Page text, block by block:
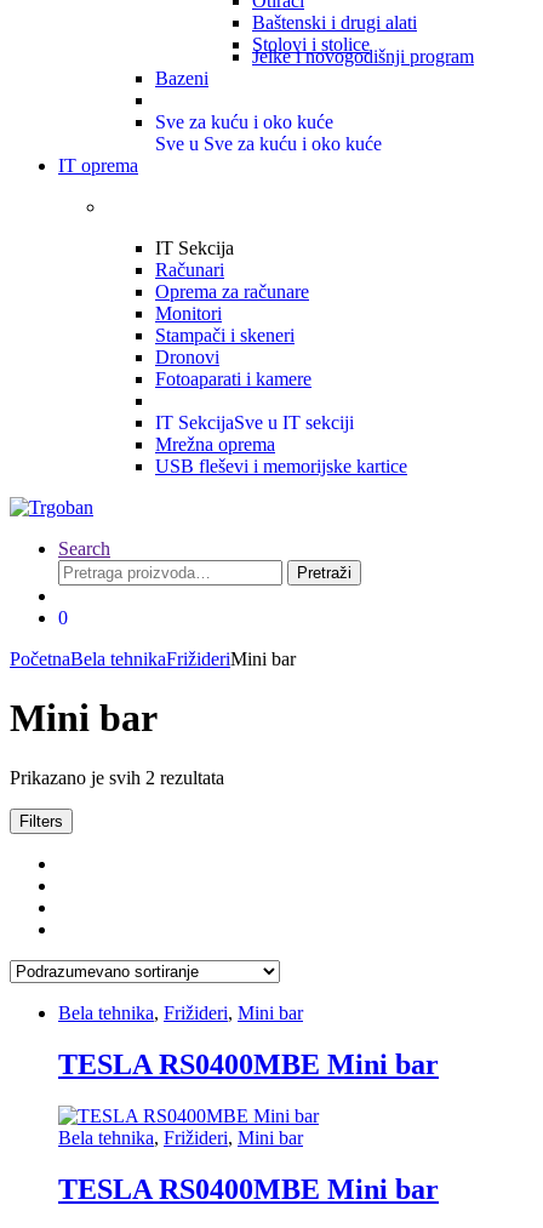
Baštenski i drugi alati
Stolovi i stolice
Jelke i novogodišnji program
Bazeni
Sve za kuću i oko kuće
Sve u Sve za kuću i oko kuće
IT oprema
IT Sekcija
Računari
Oprema za računare
Monitori
Stampači i skeneri
Dronovi
Fotoaparati i kamere
IT SekcijaSve u IT sekciji
Mrežna oprema
USB fleševi i memorijske kartice
Search
Pretraga
za:
Pretraži
0
PočetnaBela tehnikaFrižideriMini bar
Mini bar
Prikazano je svih 2 rezultata
Filters
Bela tehnika, Frižideri, Mini bar
TESLA RS0400MBE Mini bar
Bela tehnika, Frižideri, Mini bar
TESLA RS0400MBE Mini bar